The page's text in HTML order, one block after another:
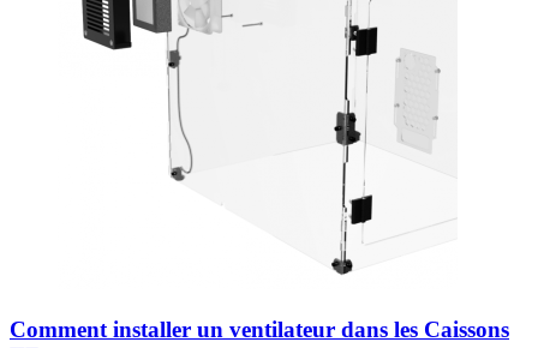
Comment installer un ventilateur dans les Caissons